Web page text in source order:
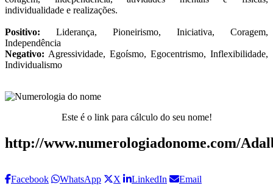
individualidade e realizações.
Positivo: Liderança, Pioneirismo, Iniciativa, Coragem,
Independência
Negativo: Agressividade, Egoísmo, Egocentrismo, Inflexibilidade,
Individualismo
Este é o link para cálculo do seu nome!
http://www.numerologiadonome.com/
Facebook WhatsApp X LinkedIn Email